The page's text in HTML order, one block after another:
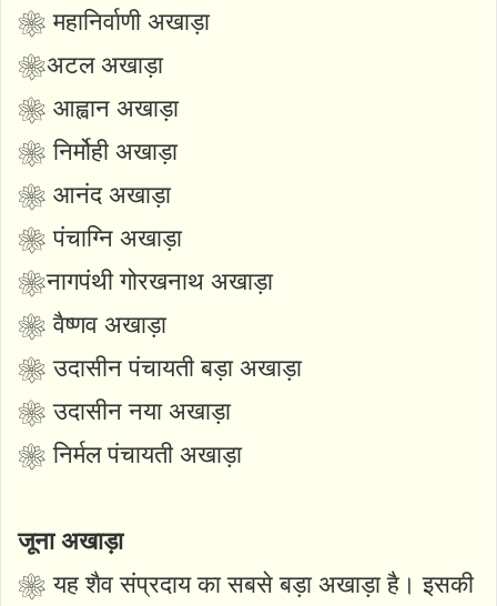
❀ महानिर्वाणी अखाड़ा
❀अटल अखाड़ा
❀ आह्वान अखाड़ा
❀ निर्मोही अखाड़ा
❀ आनंद अखाड़ा
❀ पंचाग्नि अखाड़ा
❀नागपंथी गोरखनाथ अखाड़ा
❀ वैष्णव अखाड़ा
❀ उदासीन पंचायती बड़ा अखाड़ा
❀ उदासीन नया अखाड़ा
❀ निर्मल पंचायती अखाड़ा
जूना अखाड़ा
❀ यह शैव संप्रदाय का सबसे बड़ा अखाड़ा है। इसकी